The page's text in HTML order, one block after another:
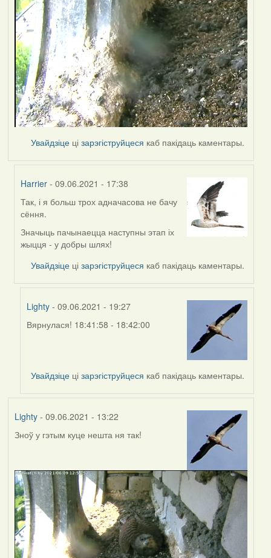
Увайдзіце цізарэгіструйцеся каб пакідаць каментары.
Harrier - 09.06.2021 - 17:38
In
reply
to
by
Так, і я больш трох адначасова не бачу
сёння.
Значыць пачынаецца наступны этап іх
жыцця - у добры шлях!
Увайдзіце цізарэгіструйцеся каб пакідаць каментары.
Lighty - 09.06.2021 - 19:27
In
Harrier
Вярнулася! 18:41:58 - 18:42:00
Увайдзіце цізарэгіструйцеся каб пакідаць каментары.
Lighty- 09.06.2021 - 13:22
Зноў у гэтым куце нешта ня так!